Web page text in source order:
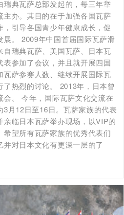
瑞典瓦萨总部发起的，每三年举
主办。其目的在于加强各国瓦萨
引导各国青少年健康成长，促
。 2009年中国首届国际瓦萨滑
自瑞典瓦萨、美国瓦萨、日本瓦
参加了会议，并且就开展四国
萨参赛人数、继续开展国际瓦
热烈的讨论。 2013年，日本曾
。 今年，国际瓦萨文化交流在
3月12日至16日。瓦萨家族的代表
亲临日本瓦萨举办现场，以VIP的
望所有瓦萨家族的优秀代表们
对日本文化有更深一层的了